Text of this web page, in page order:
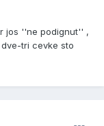
jos ''ne podignut'' ,
tri cevke sto